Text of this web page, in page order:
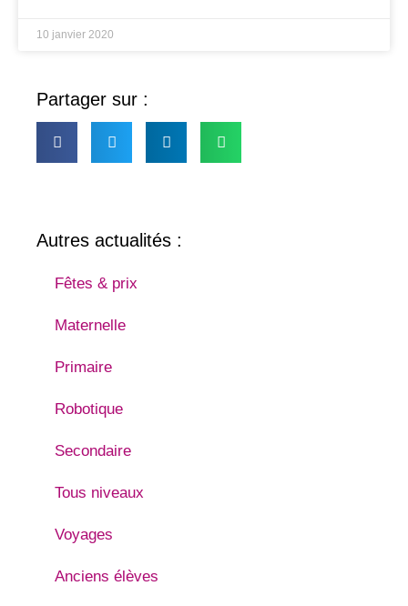
10 janvier 2020
Partager sur :
Autres actualités :
Fêtes & prix
Maternelle
Primaire
Robotique
Secondaire
Tous niveaux
Voyages
Anciens élèves